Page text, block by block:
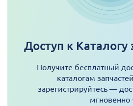
Доступ к Каталогу
Получите бесплатный
каталогам
зарегистрируйтесь —
мгновенно